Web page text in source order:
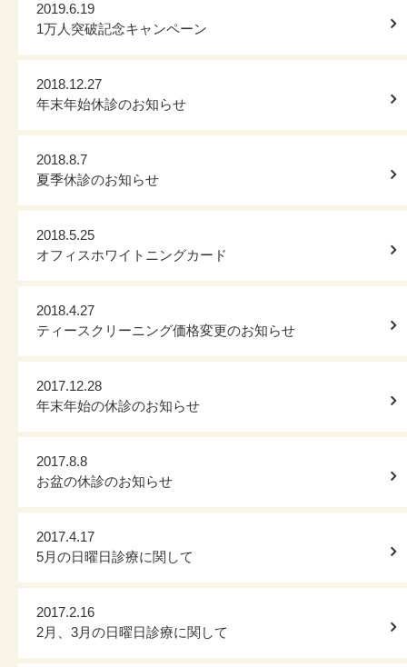
2019.6.19
1万人突破記念キャンペーン
2018.12.27
年末年始休診のお知らせ
2018.8.7
夏季休診のお知らせ
2018.5.25
オフィスホワイトニングカード
2018.4.27
ティースクリーニング価格変更のお知らせ
2017.12.28
年末年始の休診のお知らせ
2017.8.8
お盆の休診のお知らせ
2017.4.17
5月の日曜日診療に関して
2017.2.16
2月、3月の日曜日診療に関して